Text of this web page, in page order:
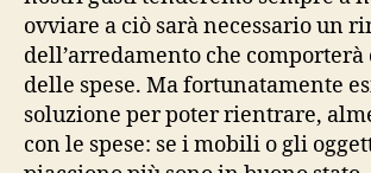
ovviare a ciò sarà necessario un
dell’arredamento che
delle spese. Ma fortunatamente
soluzione per poter rientrare,
con le spese: se i mobili o gli